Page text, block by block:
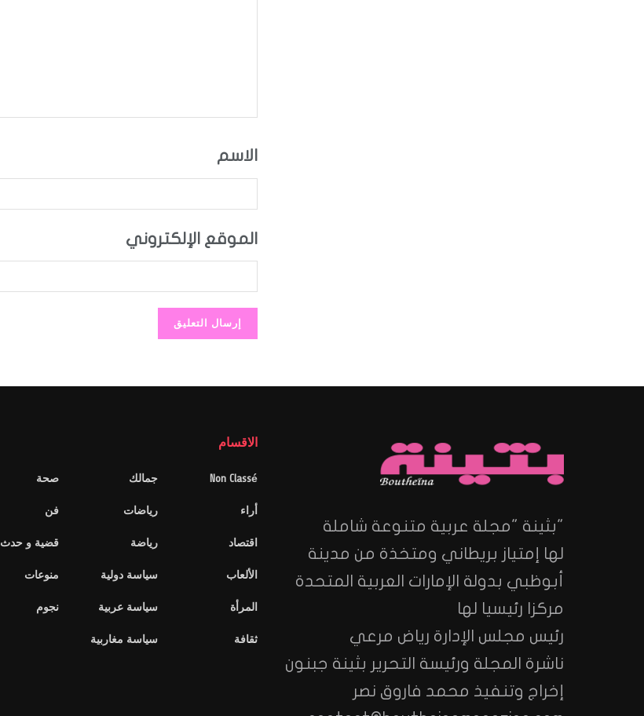
الاسم
الموقع الإلكتروني
"بثينة "مجلة عربية متنوعة شاملة
لها إمتياز بريطاني ومتخذة من مدينة
أبوظبي بدولة الإمارات العربية المتحدة
مركزا رئيسيا لها
رئيس مجلس الإدارة رياض مرعي
ناشرة المجلة ورئيسة التحرير بثينة جبنون
إخراج وتنفيذ محمد فاروق نصر
الاقسام
Non Classé
أراء
اقتصاد
الألعاب
المرأة
ثقافة
جمالك
رياضات
رياضة
سياسة دولية
سياسة عربية
سياسة مغاربية
صحة
فن
قضية و حدث
منوعات
نجوم